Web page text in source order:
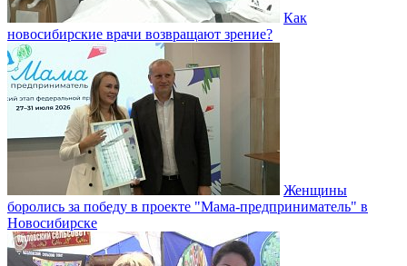
Как
новосибирские врачи возвращают зрение?
Женщины
боролись за победу в проекте "Мама-предприниматель" в
Новосибирске